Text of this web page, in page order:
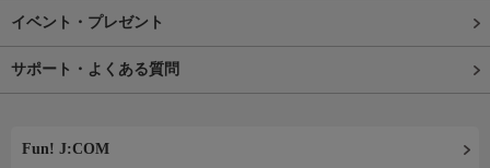
イベント・プレゼント
サポート・よくある質問
Fun! J:COM